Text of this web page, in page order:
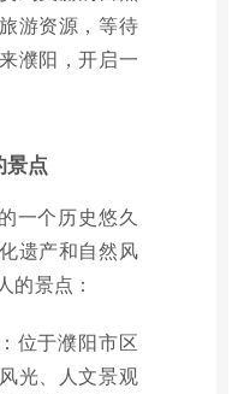
游资源，等待
濮阳，开启一
景点
一个历史悠久
遗产和自然风
的景点：
位于濮阳市区
光、人文景观